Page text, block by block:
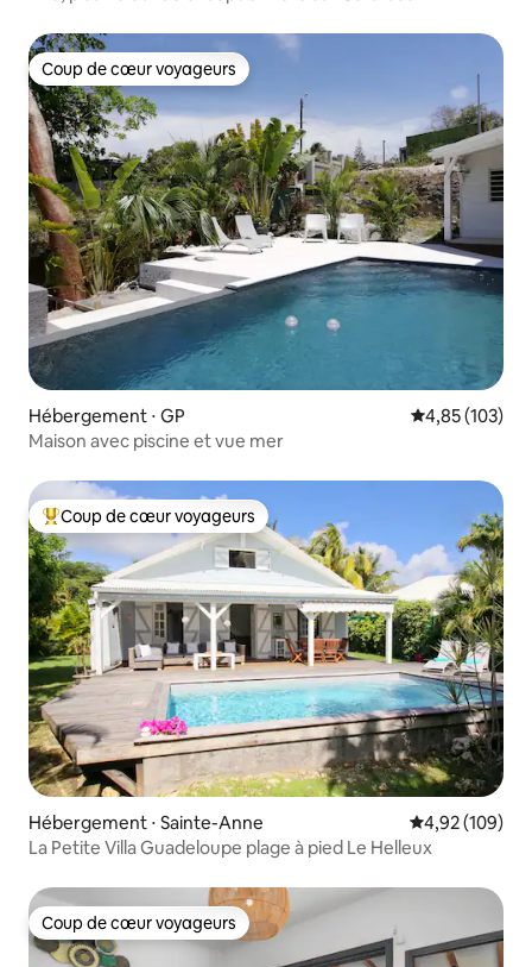
Coup de cœur voyageurs
Coup de cœur voyageurs
Hébergement ⋅ GP Évaluation
4,85 (103)
Maison avec piscine et vue mer
Coups de cœur voyageurs les plus appréciés
Coup de cœur voyageurs
Hébergement ⋅ Sainte-Anne Évaluation
4,92 (109)
La Petite Villa Guadeloupe plage à pied Le Helleux
Coup de cœur voyageurs
Coup de cœur voyageurs